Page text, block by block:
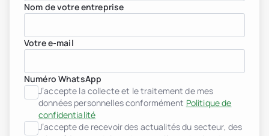
Nom de votre entreprise
Votre e-mail
Numéro WhatsApp
J’accepte la collecte et le traitement de mes
données personnelles conformément Politique de
confidentialité
J’accepte de recevoir des actualités du secteur, des
Promoteurs immobiliers